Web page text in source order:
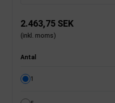
2.463,75 SEK
(inkl. moms)
Antal
1